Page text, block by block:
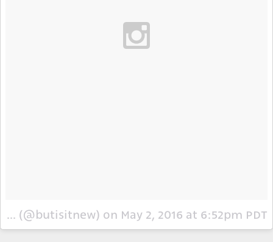
A video posted by ButIsItNEW (@butisitnew) on May 2, 2016 at 6:52pm PDT